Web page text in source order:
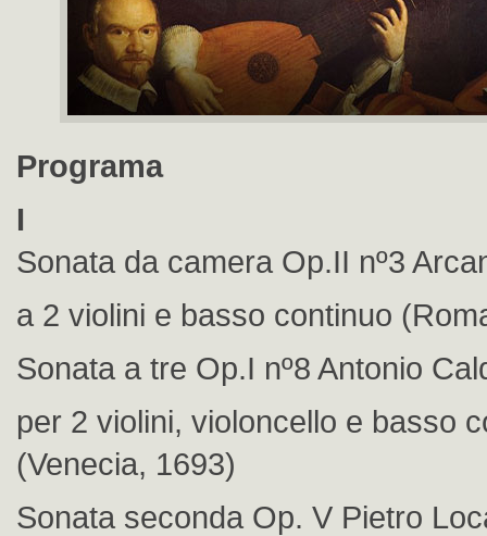
Programa
I
Sonata da camera Op.II nº3
a 2 violini e basso continuo
Sonata a tre Op.I nº8 Antonio
per 2 violini, violoncello e basso
(Venecia, 1693)
Sonata seconda Op. V Pietro